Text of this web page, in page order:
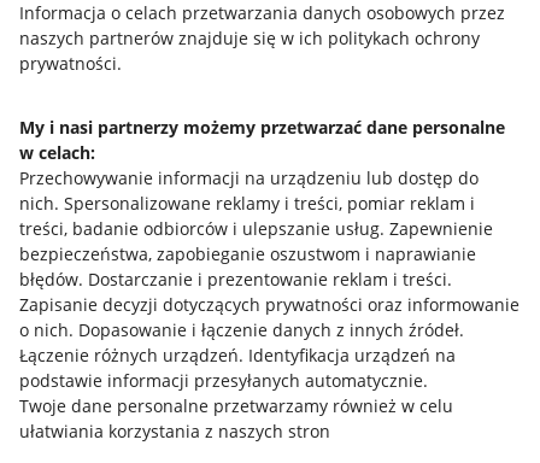
Informacja o celach przetwarzania danych osobowych przez
naszych partnerów znajduje się w ich politykach ochrony
prywatności.
My i nasi partnerzy możemy przetwarzać dane personalne
w celach:
Przechowywanie informacji na urządzeniu lub dostęp do
nich. Spersonalizowane reklamy i treści, pomiar reklam i
treści, badanie odbiorców i ulepszanie usług. Zapewnienie
bezpieczeństwa, zapobieganie oszustwom i naprawianie
błędów. Dostarczanie i prezentowanie reklam i treści.
Zapisanie decyzji dotyczących prywatności oraz informowanie
o nich. Dopasowanie i łączenie danych z innych źródeł.
Łączenie różnych urządzeń. Identyfikacja urządzeń na
podstawie informacji przesyłanych automatycznie.
Twoje dane personalne przetwarzamy również w celu
ułatwiania korzystania z naszych stron
Polityka plików "cookies"
Ustawienia plików "cookies"
Informacje dla Aktu o Usługach Cyfrowych
Pobierz aplikację